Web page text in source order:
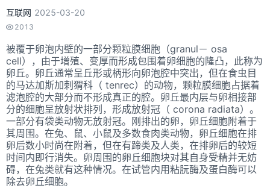
互联网 2025-03-20
2013
被覆于卵泡内壁的一部分颗粒膜细胞（granul－ osa
cell），由于增殖、变厚而形成包围着卵细胞的隆凸，此称为
卵丘。卵丘通常呈丘形或柄形向卵泡腔中突出，但在食虫目
的马达加斯加刺猬科（ tenrec）的动物，颗粒膜细胞占据着
滤泡腔的大部分而不形成真正的腔。卵丘最内层与卵相接部
分的细胞呈放射状排列，形成放射冠（ corona radiata）。
一部分有袋类动物无放射冠。刚排出的卵，卵丘细胞附着于
其周围。在兔、鼠、小鼠及多数食肉类动物，卵丘细胞在排
卵后数小时尚在附着，但在有蹄类及人类，在排卵后的较短
时间内即行消失。卵周围的卵丘细胞块对其自身受精并无妨
碍，在兔类就有这种情况。在试管内用粘朊酶及蛋白酶可以
除去卵丘细胞。